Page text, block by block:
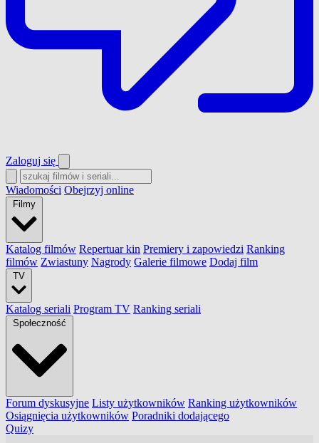
Zaloguj się
Wiadomości Obejrzyj online
Filmy
Katalog filmów Repertuar kin Premiery i zapowiedzi Ranking
filmów Zwiastuny Nagrody Galerie filmowe Dodaj film
TV
Katalog seriali Program TV Ranking seriali
Społeczność
Forum dyskusyjne Listy użytkowników Ranking użytkowników
Osiągnięcia użytkowników Poradniki dodającego
Quizy